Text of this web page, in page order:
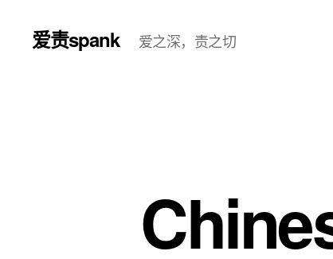
爱责spank 爱之深，责之切